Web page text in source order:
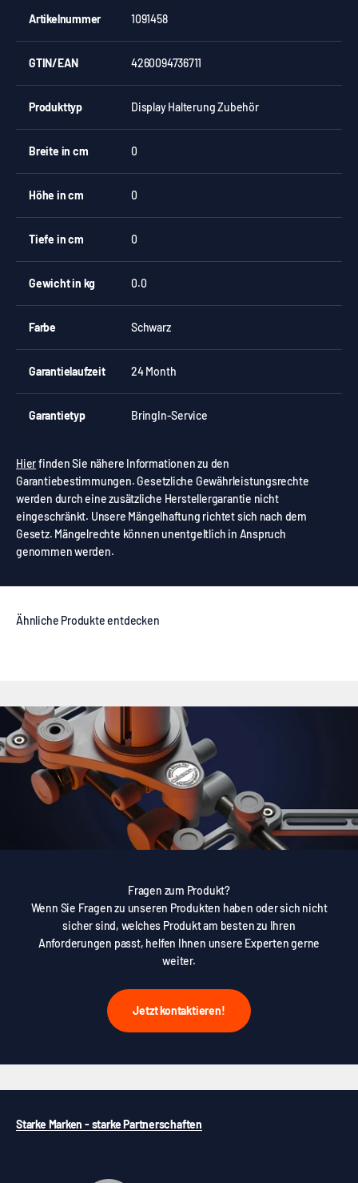
Artikelnummer 1091458
GTIN/EAN 4260094736711
Produkttyp Display Halterung Zubehör
Breite in cm 0
Höhe in cm 0
Tiefe in cm 0
Gewicht in kg 0.0
Farbe Schwarz
Garantielaufzeit 24 Month
Garantietyp BringIn-Service
Hierfinden Sie nähere Informationen zu den
Garantiebestimmungen. Gesetzliche Gewährleistungsrechte
werden durch eine zusätzliche Herstellergarantie nicht
eingeschränkt. Unsere Mängelhaftung richtet sich nach dem
Gesetz. Mängelrechte können unentgeltlich in Anspruch
genommen werden.
Fragen zum Produkt?
Wenn Sie Fragen zu unseren Produkten haben oder sich nicht
sicher sind, welches Produkt am besten zu Ihren
Anforderungen passt, helfen Ihnen unsere Experten gerne
weiter.
Jetzt kontaktieren!
Starke Marken - starke Partnerschaften